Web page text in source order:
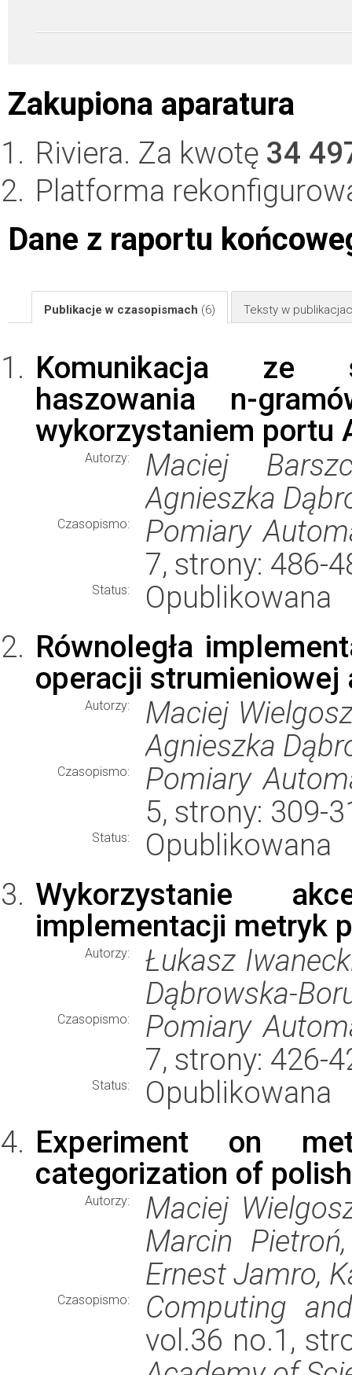
Zakupiona aparatura
Riviera. Za kwotę 34
Platforma
Dane z raportu
Publikacje w czasopismach (6) Teksty w
Komunikacja ze
haszowania n-
wykorzystaniem portu
Autorzy:
Maciej
Agnieszka
Czasopismo:
Pomiary
7, strony: 486-
Status:
Opublikowana
Równoległa
operacji strumieniowej
Autorzy:
Maciej
Agnieszka
Czasopismo:
Pomiary
5, strony: 309-
Status:
Opublikowana
Wykorzystanie
implementacji metryk
Autorzy:
Łukasz
Dąbrowska-
Czasopismo:
Pomiary
7, strony: 426-
Status:
Opublikowana
Experiment on
categorization of
Autorzy:
Maciej
Marcin
Ernest Jamro,
Czasopismo:
Computing
vol.36 no.1,